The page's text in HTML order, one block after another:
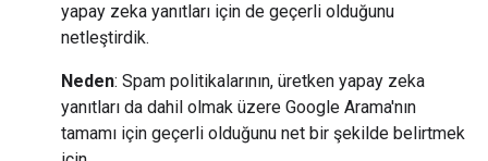
yapay zeka yanıtları için de geçerli olduğunu
netleştirdik.
Neden: Spam politikalarının, üretken yapay zeka
yanıtları da dahil olmak üzere Google Arama'nın
tamamı için geçerli olduğunu net bir şekilde belirtmek